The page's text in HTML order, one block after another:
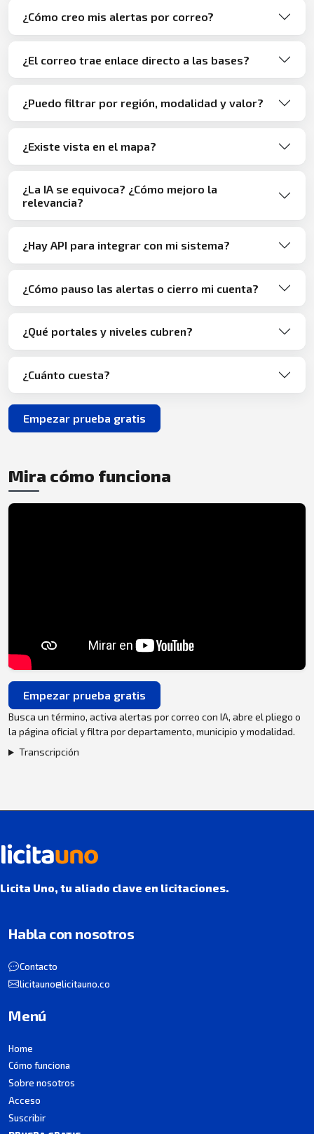
¿Cómo creo mis alertas por correo?
¿El correo trae enlace directo a las bases?
¿Puedo filtrar por región, modalidad y valor?
¿Existe vista en el mapa?
¿La IA se equivoca? ¿Cómo mejoro la
relevancia?
¿Hay API para integrar con mi sistema?
¿Cómo pauso las alertas o cierro mi cuenta?
¿Qué portales y niveles cubren?
¿Cuánto cuesta?
Empezar prueba gratis
Mira cómo funciona
Empezar prueba gratis
Busca un término, activa alertas por correo con IA, abre el pliego o
la página oficial y filtra por departamento, municipio y modalidad.
Transcripción
Licita Uno, tu aliado clave en licitaciones.
Habla con nosotros
Contacto
licitauno@licitauno.co
Menú
Home
Cómo funciona
Sobre nosotros
Acceso
Suscribir